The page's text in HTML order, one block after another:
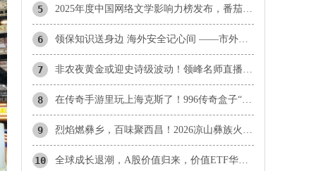
5 2025年度中国网络文学影响力榜发布，番茄小说斩获多项殊荣
6 领保知识送身边 海外安全记心间 ——市外办开展领保大讲堂系列活动
7 非农夜黄金或迎史诗级波动！领峰名师直播护航，大行情一举擒获！
8 在传奇手游里玩上海克斯了！996传奇盒子“天创沉默”创意醒目
9 烈焰燃彝乡，百味聚西昌！2026凉山彝族火把节美食文化周盛大启幕！
10 全球成长退潮，A股价值归来，价值ETF华夏8月3日起正式发售